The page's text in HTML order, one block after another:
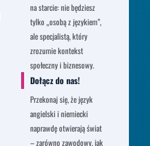
na starcie: nie będziesz
tylko „osobą z językiem”,
ale specjalistą, który
zrozumie kontekst
społeczny i biznesowy.
Dołącz do nas!
Przekonaj się, że język
angielski i niemiecki
naprawdę otwierają świat
– zarówno zawodowy, jak